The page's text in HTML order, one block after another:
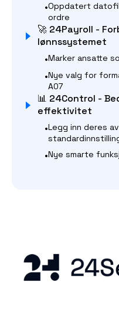
•Oppdatert
ordre
🚀 24Payroll -
lønnssystemet
•Marker ansatte
•Nye valg for
A07
📊 24Control -
effektivitet
•Legg inn deres
•Nye smarte